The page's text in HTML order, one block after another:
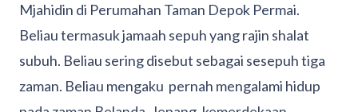
Mjahidin di Perumahan Taman Depok Permai.
Beliau termasuk jamaah sepuh yang rajin shalat
subuh. Beliau sering disebut sebagai sesepuh tiga
zaman. Beliau mengaku pernah mengalami hidup